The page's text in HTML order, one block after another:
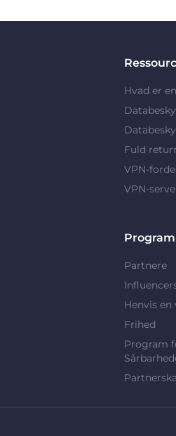
Hvad er
Fuld
VPN-
VPN-
Partnere
Henvis en
Frihed
Program